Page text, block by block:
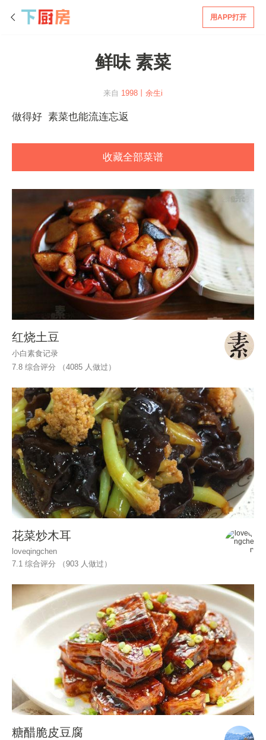
用APP打开
鲜味 素菜
来自 1998丨余生i
做得好 素菜也能流连忘返
收藏全部菜谱
红烧土豆
小白素食记录
7.8 综合评分 （4085 人做过）
花菜炒木耳
loveqingchen
7.1 综合评分 （903 人做过）
糖醋脆皮豆腐